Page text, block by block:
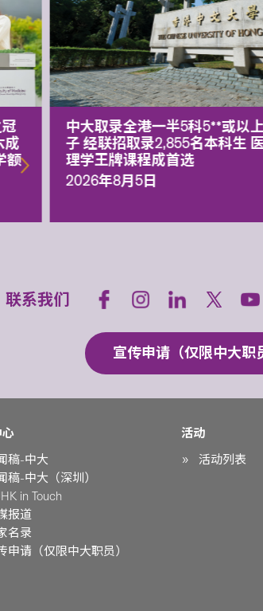
成
额
中大取录全港一半5科5**或以
子 经联招取录2,855名本科生
理学王牌课程成首选
2026年8月5日
联系我们
宣传申请（仅限中大职
稿-中大
稿-中大（深圳）
in Touch
报道
名录
申请（仅限中大职员）
活动
活动列表